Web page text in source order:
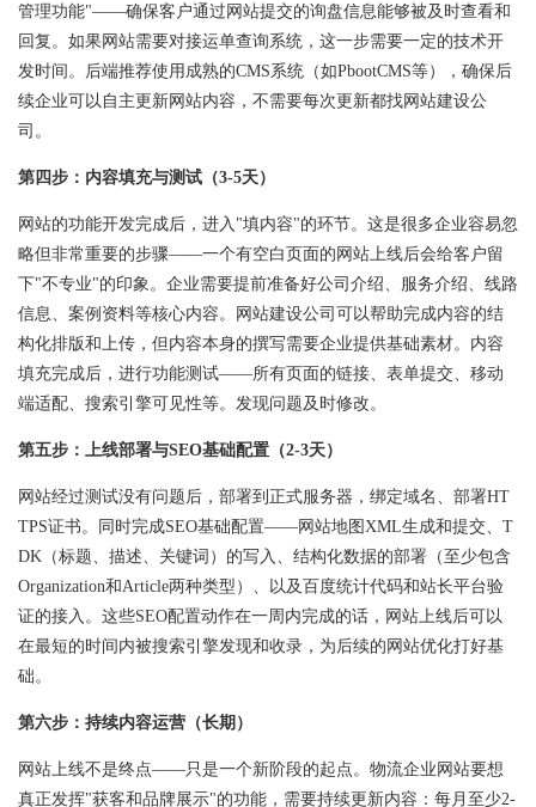
管理功能"——确保客户通过网站提交的询盘信息能够被及时查看和
回复。如果网站需要对接运单查询系统，这一步需要一定的技术开
发时间。后端推荐使用成熟的CMS系统（如PbootCMS等），确保后
续企业可以自主更新网站内容，不需要每次更新都找网站建设公
司。
第四步：内容填充与测试（3-5天）
网站的功能开发完成后，进入"填内容"的环节。这是很多企业容易忽
略但非常重要的步骤——一个有空白页面的网站上线后会给客户留
下"不专业"的印象。企业需要提前准备好公司介绍、服务介绍、线路
信息、案例资料等核心内容。网站建设公司可以帮助完成内容的结
构化排版和上传，但内容本身的撰写需要企业提供基础素材。内容
填充完成后，进行功能测试——所有页面的链接、表单提交、移动
端适配、搜索引擎可见性等。发现问题及时修改。
第五步：上线部署与SEO基础配置（2-3天）
网站经过测试没有问题后，部署到正式服务器，绑定域名、部署HT
TPS证书。同时完成SEO基础配置——网站地图XML生成和提交、T
DK（标题、描述、关键词）的写入、结构化数据的部署（至少包含
Organization和Article两种类型）、以及百度统计代码和站长平台验
证的接入。这些SEO配置动作在一周内完成的话，网站上线后可以
在最短的时间内被搜索引擎发现和收录，为后续的网站优化打好基
础。
第六步：持续内容运营（长期）
网站上线不是终点——只是一个新阶段的起点。物流企业网站要想
真正发挥"获客和品牌展示"的功能，需要持续更新内容：每月至少2-